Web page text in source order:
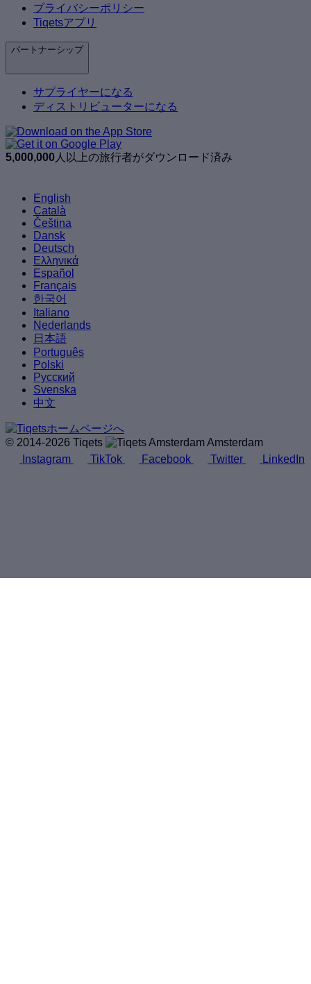
プライバシーポリシー
Tiqetsアプリ
パートナーシップ
サプライヤーになる
ディストリビューターになる
5,000,000 人以上の旅行者がダウンロード済み
English
Català
Čeština
Dansk
Deutsch
Ελληνικά
Español
Français
한국어
Italiano
Nederlands
日本語
Português
Polski
Русский
Svenska
中文
© 2014-2026 Tiqets
Amsterdam
Instagram
TikTok Facebook Twitter LinkedIn